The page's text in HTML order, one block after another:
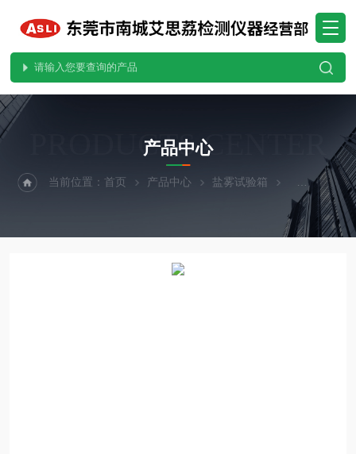
PRODUCTS CENTER
产品中心
当前位置：首页 产品中心 盐雾试验箱 温湿度复合